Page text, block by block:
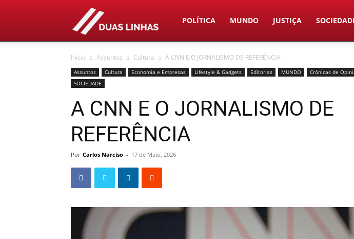
Duas
Linhas
POLÍTICA MUNDO JUSTIÇA
Início Assuntos Cultura A CNN E O JORNALISMO DE REFERÊNCIA
Assuntos Cultura Economia e Empresas Lifestyle & Gadgets Editorias MUNDO Crónicas de
SOCIEDADE
A CNN E O JORNALISMO DE
REFERÊNCIA
Por Carlos Narciso - 17 de Maio, 2026